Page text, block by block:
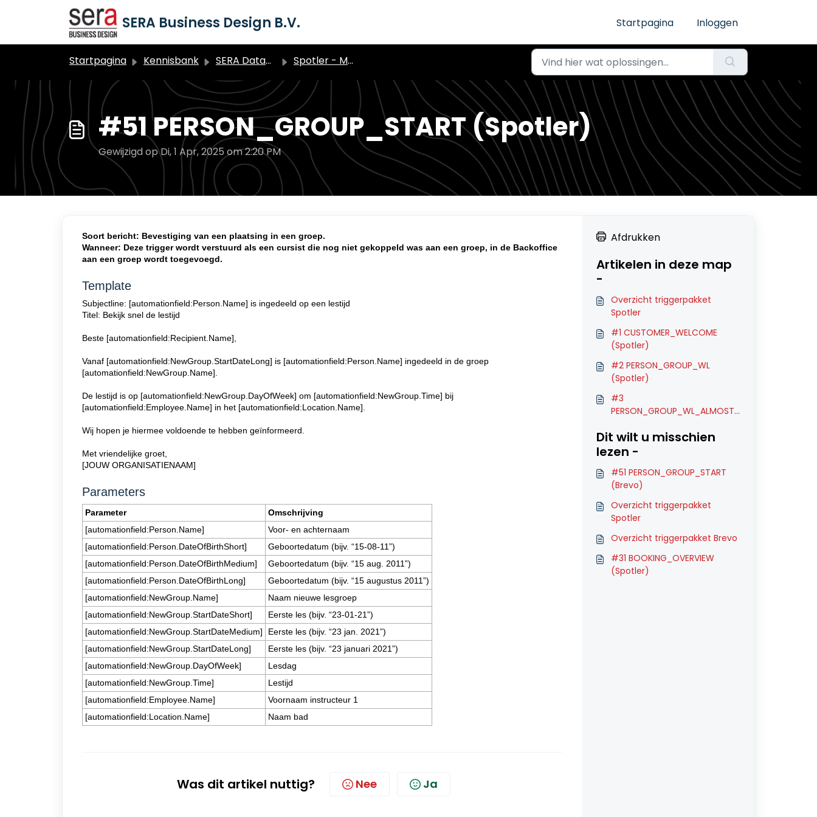
Doorgaan naar hoofdinhoud
SERA Business Design B.V. Startpagina Inloggen
Startpagina Kennisbank SERA Dataduiker Marketing Automation Spotler - Marketing Automation Pakket (triggers)
#51 PERSON_GROUP_START (Spotler)
Gewijzigd op Di, 1 Apr, 2025 om 2:20 PM
Soort bericht: Bevestiging van een plaatsing in een groep.
Wanneer: Deze trigger wordt verstuurd als een cursist die nog niet gekoppeld was aan een groep, in de Backoffice
aan een groep wordt toegevoegd.
Template
Subjectline: [automationfield:Person.Name] is ingedeeld op een lestijd
Titel: Bekijk snel de lestijd
Beste [automationfield:Recipient.Name],
Vanaf [automationfield:NewGroup.StartDateLong] is [automationfield:Person.Name] ingedeeld in de groep
[automationfield:NewGroup.Name].
De lestijd is op [automationfield:NewGroup.DayOfWeek] om [automationfield:NewGroup.Time] bij
[automationfield:Employee.Name] in het [automationfield:Location.Name].
Wij hopen je hiermee voldoende te hebben geïnformeerd.
Met vriendelijke groet,
[JOUW ORGANISATIENAAM]
Parameters
Parameter
Omschrijving
[automationfield:Person.Name]
Voor- en achternaam
[automationfield:Person.DateOfBirthShort]
Geboortedatum (bijv. “15-08-11”)
[automationfield:Person.DateOfBirthMedium]
Geboortedatum (bijv. “15 aug. 2011”)
[automationfield:Person.DateOfBirthLong]
Geboortedatum (bijv. “15 augustus 2011”)
[automationfield:NewGroup.Name]
Naam nieuwe lesgroep
[automationfield:NewGroup.StartDateShort]
Eerste les (bijv. “23-01-21”)
[automationfield:NewGroup.StartDateMedium]
Eerste les (bijv. “23 jan. 2021”)
[automationfield:NewGroup.StartDateLong]
Eerste les (bijv. “23 januari 2021”)
[automationfield:NewGroup.DayOfWeek]
Lesdag
[automationfield:NewGroup.Time]
Lestijd
[automationfield:Employee.Name]
Voornaam instructeur 1
[automationfield:Location.Name]
Naam bad
Was dit artikel nuttig? Nee Ja
Afdrukken
Artikelen in deze map
-
Overzicht triggerpakket
Spotler
#1 CUSTOMER_WELCOME
(Spotler)
#2 PERSON_GROUP_WL
(Spotler)
#3
PERSON_GROUP_WL_ALMOST
Dit wilt u misschien
lezen -
#51 PERSON_GROUP_START
(Brevo)
Overzicht triggerpakket
Spotler
Overzicht triggerpakket Brevo
#31 BOOKING_OVERVIEW
(Spotler)